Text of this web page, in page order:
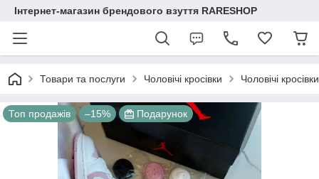
Інтернет-магазин брендового взуття RARESHOP
Товари та послуги Чоловічі кросівки Чоловічі
Топ продажів –15% Подарунок